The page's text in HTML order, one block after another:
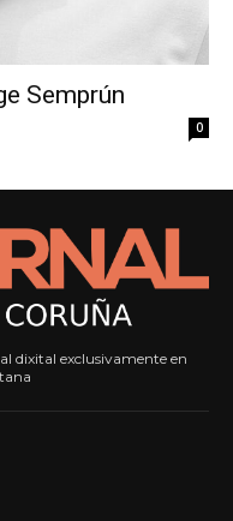
Semprún
0
dixital exclusivamente en